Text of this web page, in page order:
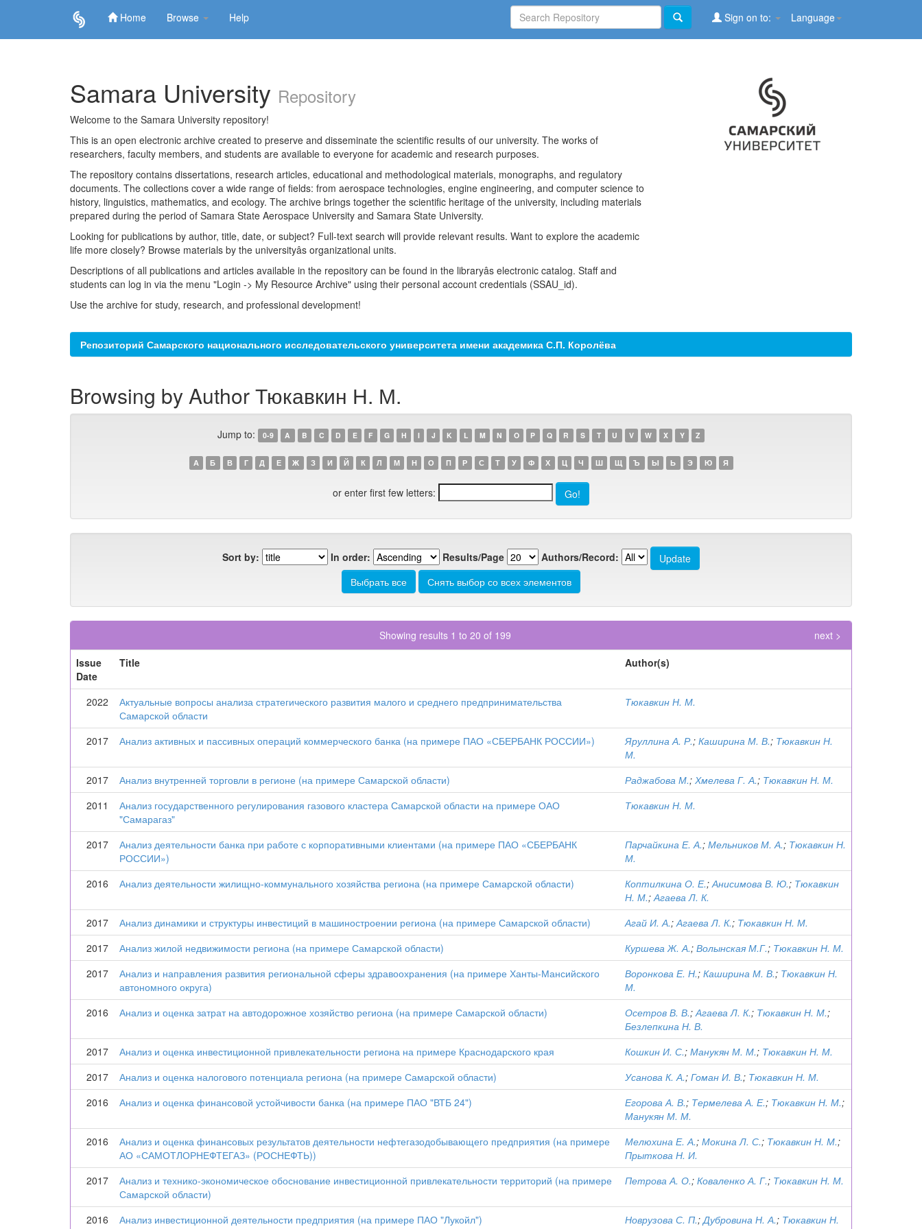
Home Browse Help Language
Sign on to:
Samara University Repository
Welcome to the Samara University repository!
This is an open electronic archive created to preserve and disseminate the scientific results of our university. The works of
researchers, faculty members, and students are available to everyone for academic and research purposes.
The repository contains dissertations, research articles, educational and methodological materials, monographs, and regulatory
documents. The collections cover a wide range of fields: from aerospace technologies, engine engineering, and computer science to
history, linguistics, mathematics, and ecology. The archive brings together the scientific heritage of the university, including materials
prepared during the period of Samara State Aerospace University and Samara State University.
Looking for publications by author, title, date, or subject? Full-text search will provide relevant results. Want to explore the academic
life more closely? Browse materials by the universityâs organizational units.
Descriptions of all publications and articles available in the repository can be found in the libraryâs electronic catalog. Staff and
students can log in via the menu "Login -> My Resource Archive" using their personal account credentials (SSAU_id).
Use the archive for study, research, and professional development!
Репозиторий Самарского национального исследовательского университета имени академика С.П. Королёва
Browsing by Author Тюкавкин Н. М.
Jump to: 0-9 A B C D E F G H I J K L M N O P Q R S T U V W X Y Z
А Б В Г Д Е Ж З И Й К Л М Н О П Р С Т У Ф Х Ц Ч Ш Щ Ъ Ы Ь Э Ю Я
or enter first few letters:
Sort by: In order: Results/Page Authors/Record:
Showing results 1 to 20 of 199
next >
Issue
Date
Title Author(s)
2022
Актуальные вопросы анализа стратегического развития малого и среднего предпринимательства
Самарской области
Тюкавкин Н. М.
2017 Анализ активных и пассивных операций коммерческого банка (на примере ПАО «СБЕРБАНК РОССИИ») Яруллина А. Р.; Каширина М. В.; Тюкавкин Н.
М.
2017
Анализ внутренней торговли в регионе (на примере Самарской области) Раджабова М.; Хмелева Г. А.; Тюкавкин Н. М.
2011
Анализ государственного регулирования газового кластера Самарской области на примере ОАО
"Самарагаз"
Тюкавкин Н. М.
2017
Анализ деятельности банка при работе с корпоративными клиентами (на примере ПАО «СБЕРБАНК
РОССИИ»)
Парчайкина Е. А.; Мельников М. А.; Тюкавкин Н.
М.
2016
Анализ деятельности жилищно-коммунального хозяйства региона (на примере Самарской области) Коптилкина О. Е.;Анисимова В. Ю.; Тюкавкин
Н. М.;Агаева Л. К.
2017
Анализ динамики и структуры инвестиций в машиностроении региона (на примере Самарской области) Агай И. А.;Агаева Л. К.; Тюкавкин Н. М.
2017
Анализ жилой недвижимости региона (на примере Самарской области) Куршева Ж. А.; Волынская М.Г.; Тюкавкин Н. М.
2017
Анализ и направления развития региональной сферы здравоохранения (на примере Ханты-Мансийского
автономного округа)
Воронкова Е. Н.; Каширина М. В.; Тюкавкин Н.
М.
2016
Анализ и оценка затрат на автодорожное хозяйство региона (на примере Самарской области) Осетров В. В.;Агаева Л. К.; Тюкавкин Н. М.;
Безлепкина Н. В.
2017
Анализ и оценка инвестиционной привлекательности региона на примере Краснодарского края Кошкин И. С.; Манукян М. М.; Тюкавкин Н. М.
2017
Анализ и оценка налогового потенциала региона (на примере Самарской области) Усанова К. А.; Гоман И. В.; Тюкавкин Н. М.
2016
Анализ и оценка финансовой устойчивости банка (на примере ПАО "ВТБ 24") Егорова А. В.; Термелева А. Е.; Тюкавкин Н. М.;
Манукян М. М.
2016
Анализ и оценка финансовых результатов деятельности нефтегазодобывающего предприятия (на примере
АО «САМОТЛОРНЕФТЕГАЗ» (РОСНЕФТЬ))
Мелюхина Е. А.; Мокина Л. С.; Тюкавкин Н. М.;
Прыткова Н. И.
2017
Анализ и технико-экономическое обоснование инвестиционной привлекательности территорий (на примере
Самарской области)
Петрова А. О.; Коваленко А. Г.; Тюкавкин Н. М.
2016 Анализ инвестиционной деятельности предприятия (на примере ПАО "Лукойл") Новрузова С. П.;Дубровина Н. А.; Тюкавкин Н.